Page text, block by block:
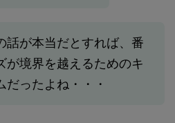
話が本当だとすれば、番
が境界を越えるためのキ
だったよね・・・